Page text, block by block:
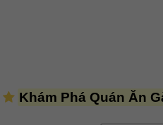
Khám Phá Quán Ăn